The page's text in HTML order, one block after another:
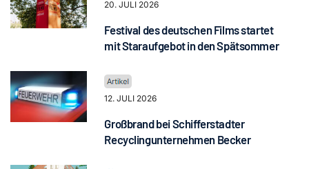
20. JULI 2026
Festival des deutschen Films startet
mit Staraufgebot in den Spätsommer
12. JULI 2026
Großbrand bei Schifferstadter
Recyclingunternehmen Becker